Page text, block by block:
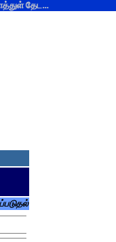
தேட...